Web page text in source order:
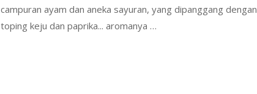
campuran ayam dan aneka sayuran, yang dipanggang dengan
toping keju dan paprika... aromanya …